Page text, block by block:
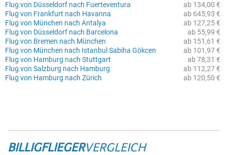
ab 134,00 €
Flug von Düsseldorf nach Fuerteventura
ab 645,93 €
Flug von Frankfurt nach Havanna
ab 127,25 €
Flug von München nach Antalya
ab 55,99 €
Flug von Düsseldorf nach Barcelona
ab 151,61 €
Flug von Bremen nach München
ab 101,97 €
Flug von München nach Istanbul Sabiha Gökcen
ab 78,31 €
Flug von Hamburg nach Stuttgart
ab 112,27 €
Flug von Salzburg nach Hamburg
ab 120,50 €
Flug von Hamburg nach Zürich
BILLIGFLIEGERVERGLEICH